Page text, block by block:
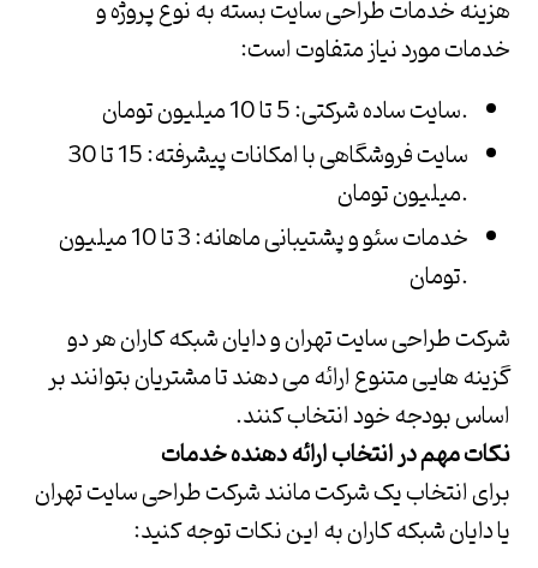
هزینه خدمات طراحی سایت بسته به نوع پروژه و
خدمات مورد نیاز متفاوت است:
سایت ساده شرکتی: 5 تا 10 میلیون تومان.
سایت فروشگاهی با امکانات پیشرفته: 15 تا 30
میلیون تومان.
خدمات سئو و پشتیبانی ماهانه: 3 تا 10 میلیون
تومان.
شرکت طراحی سایت تهرانودایان شبکه کارانهر دو
گزینه هایی متنوع ارائه می دهند تا مشتریان بتوانند بر
اساس بودجه خود انتخاب کنند.
نکات مهم در انتخاب ارائه دهنده خدمات
برای انتخاب یک شرکت مانندشرکت طراحی سایت تهران
یادایان شبکه کارانبه این نکات توجه کنید: